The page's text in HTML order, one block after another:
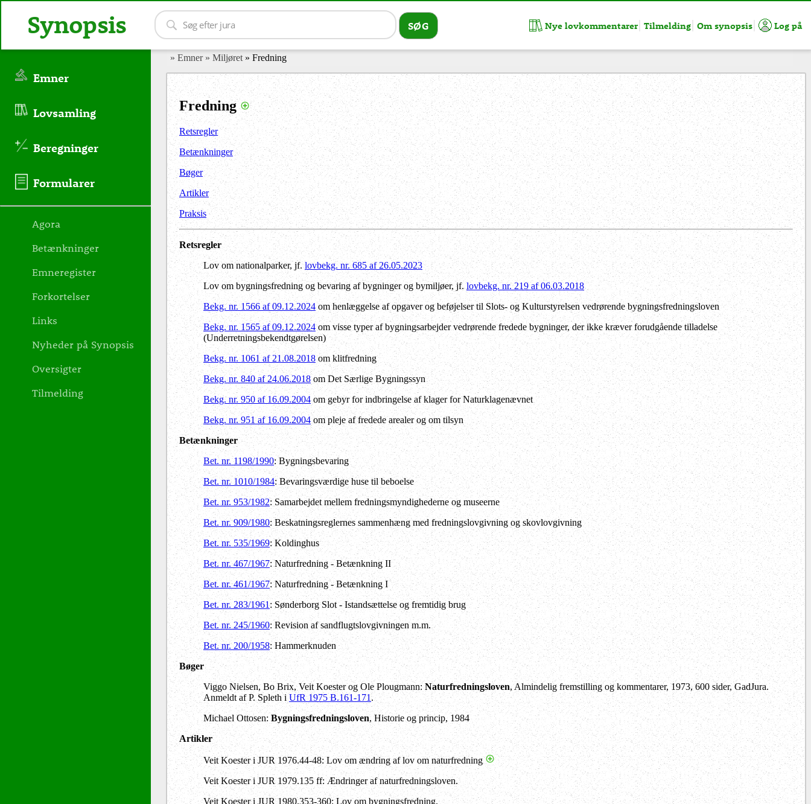
» Emner » Miljøret » Fredning
Fredning
Retsregler
Betænkninger
Bøger
Artikler
Praksis
Retsregler
Lov om nationalparker, jf.lovbekg. nr. 685 af 26.05.2023
Lov om bygningsfredning og bevaring af bygninger og bymiljøer, jf.lovbekg. nr. 219 af 06.03.2018
Bekg. nr. 1566 af 09.12.2024om henlæggelse af opgaver og beføjelser til Slots- og Kulturstyrelsen vedrørende bygningsfredningsloven
Bekg. nr. 1565 af 09.12.2024om visse typer af bygningsarbejder vedrørende fredede bygninger, der ikke kræver forudgående tilladelse
(Underretningsbekendtgørelsen)
Bekg. nr. 1061 af 21.08.2018om klitfredning
Bekg. nr. 840 af 24.06.2018 om Det Særlige Bygningssyn
Bekg. nr. 950 af 16.09.2004om gebyr for indbringelse af klager for Naturklagenævnet
Bekg. nr. 951 af 16.09.2004 om pleje af fredede arealer og om tilsyn
Betænkninger
Bet. nr. 1198/1990: Bygningsbevaring
Bet. nr. 1010/1984: Bevaringsværdige huse til beboelse
Bet. nr. 953/1982: Samarbejdet mellem fredningsmyndighederne og museerne
Bet. nr. 909/1980: Beskatningsreglernes sammenhæng med fredningslovgivning og skovlovgivning
Bet. nr. 535/1969: Koldinghus
Bet. nr. 467/1967: Naturfredning - Betænkning II
Bet. nr. 461/1967: Naturfredning - Betænkning I
Bet. nr. 283/1961: Sønderborg Slot - Istandsættelse og fremtidig brug
Bet. nr. 245/1960: Revision af sandflugtslovgivningen m.m.
Bet. nr. 200/1958: Hammerknuden
Bøger
Viggo Nielsen, Bo Brix, Veit Koester og Ole Plougmann:Naturfredningsloven, Almindelig fremstilling og kommentarer, 1973, 600 sider, GadJura.
Anmeldt af P. Spleth iUfR 1975 B.161-171.
Michael Ottosen: Bygningsfredningsloven, Historie og princip, 1984
Artikler
Veit Koester i JUR 1976.44-48: Lov om ændring af lov om naturfredning
Veit Koester i JUR 1979.135 ff: Ændringer af naturfredningsloven.
Veit Koester i JUR 1980.353-360: Lov om bygningsfredning.
Emner
Lovsamling
Beregninger
Formularer
Agora
Betænkninger
Emneregister
Forkortelser
Links
Nyheder på Synopsis
Oversigter
Tilmelding
Synopsis Nye lovkommentarer Tilmelding Om synopsis Log på